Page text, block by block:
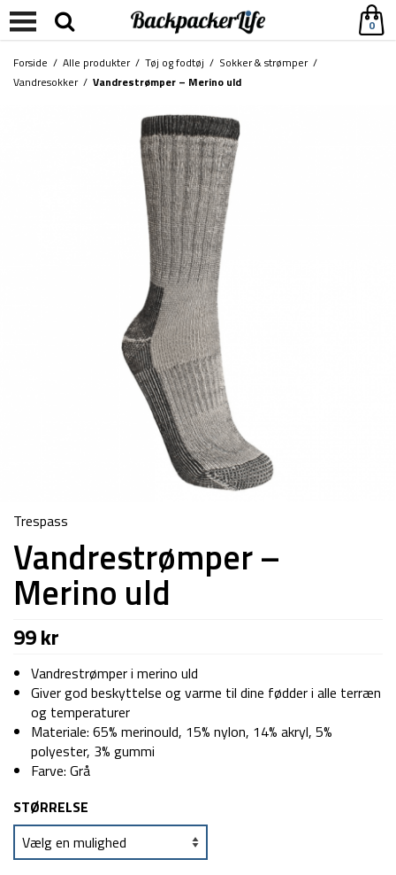
0
Forside / Alle produkter/ Tøj og fodtøj / Sokker & strømper/
Vandresokker/ Vandrestrømper – Merino uld
Trespass
Vandrestrømper –
Merino uld
99kr
Vandrestrømper i merino uld
Giver god beskyttelse og varme til dine fødder i alle terræn
og temperaturer
Materiale: 65% merinould, 15% nylon, 14% akryl, 5%
polyester, 3% gummi
Farve: Grå
STØRRELSE